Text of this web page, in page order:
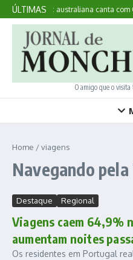
Ir para o conteúdo
ÚLTIMAS
Aqui Acontece: australiana canta com
O amigo que o visita
Home /viagens
Navegando
Destaque Regional
Viagens caem 64,9%
aumentam noites
Os residentes em Portugal